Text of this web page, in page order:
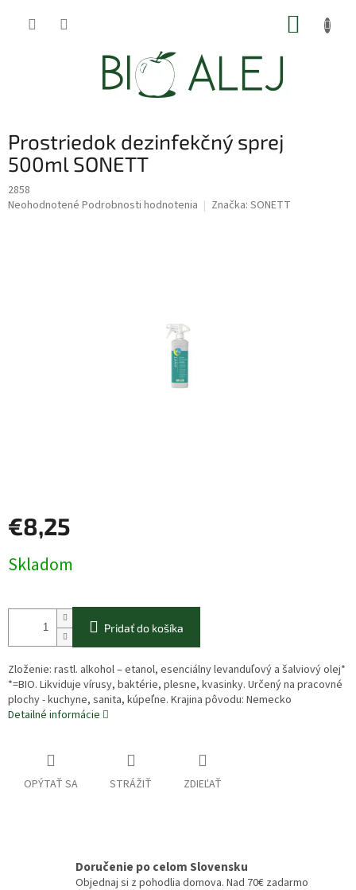
Prostriedok dezinfekčný sprej
500ml SONETT
2858
Priemerné
Neohodnotené Podrobnosti hodnotenia Značka: SONETT
€8,25
cena:
Skladom
Pridať do košíka
Zloženie: rastl. alkohol – etanol, esenciálny levanduľový a šalviový olej*
*=BIO. Likviduje vírusy, baktérie, plesne, kvasinky. Určený na pracovné
plochy - kuchyne, sanita, kúpeľne. Krajina pôvodu: Nemecko
Detailné informácie
OPÝTAŤ SA STRÁŽIŤ ZDIEĽAŤ
Doručenie po celom Slovensku
Objednaj si z pohodlia domova. Nad 70€ zadarmo